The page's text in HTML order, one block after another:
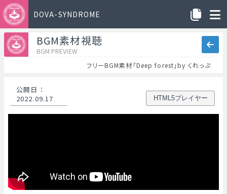
DOVA-SYNDROME
BGM素材視聴
BGM PREVIEW
フリーBGM素材「Deep forest」by くれっぷ
公開日 ：
2022.09.17
HTML5プレイヤー